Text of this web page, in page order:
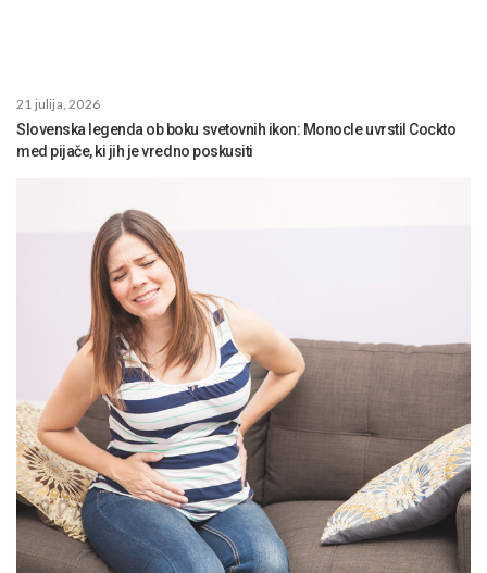
21 julija, 2026
Slovenska legenda ob boku svetovnih ikon: Monocle uvrstil Cockto
med pijače, ki jih je vredno poskusiti